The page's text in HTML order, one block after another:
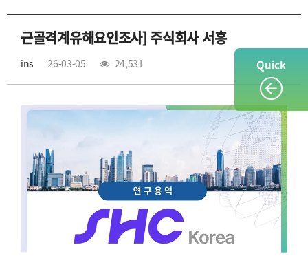
근골격계유해요인조사] 주식회사 서흥
ins 26-03-05 24,531 Quick